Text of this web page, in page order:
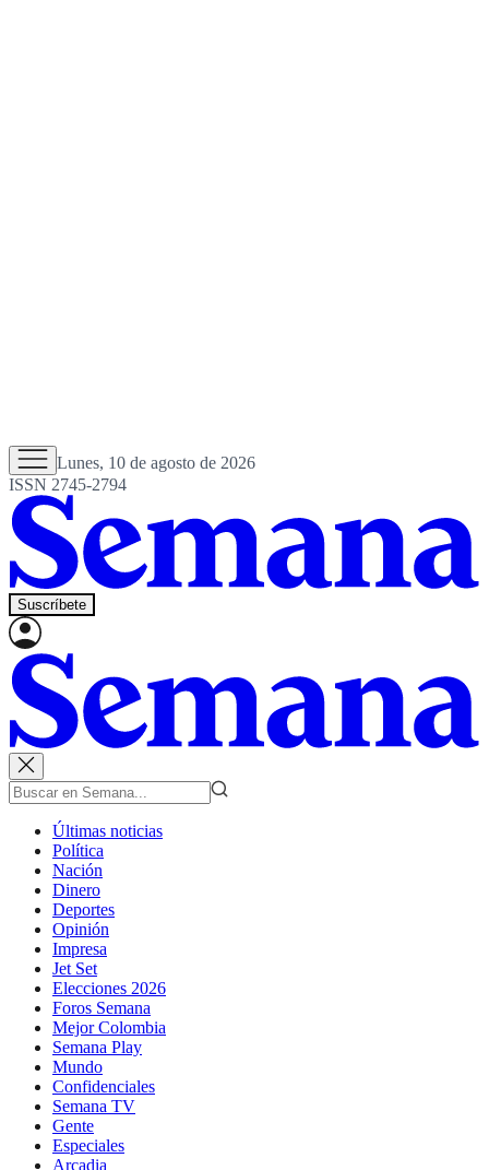
Lunes, 10 de agosto de 2026
ISSN 2745-2794
Suscríbete
Últimas noticias
Política
Nación
Dinero
Deportes
Opinión
Impresa
Jet Set
Elecciones 2026
Foros Semana
Mejor Colombia
Semana Play
Mundo
Confidenciales
Semana TV
Gente
Especiales
Arcadia